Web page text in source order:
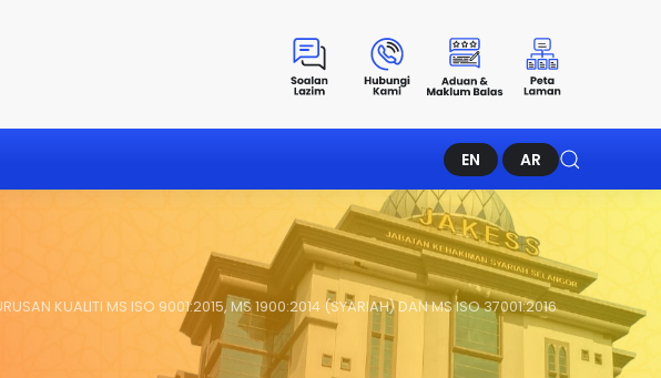
EN AR
KUALITI MS ISO 9001:2015, MS 1900:2014 (SYARIAH) DAN MS ISO 37001:2016